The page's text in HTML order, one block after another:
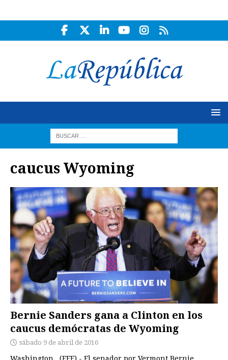
caucus Wyoming
Bernie Sanders gana a Clinton en los
caucus demócratas de Wyoming
sábado 9 de abril de 2016